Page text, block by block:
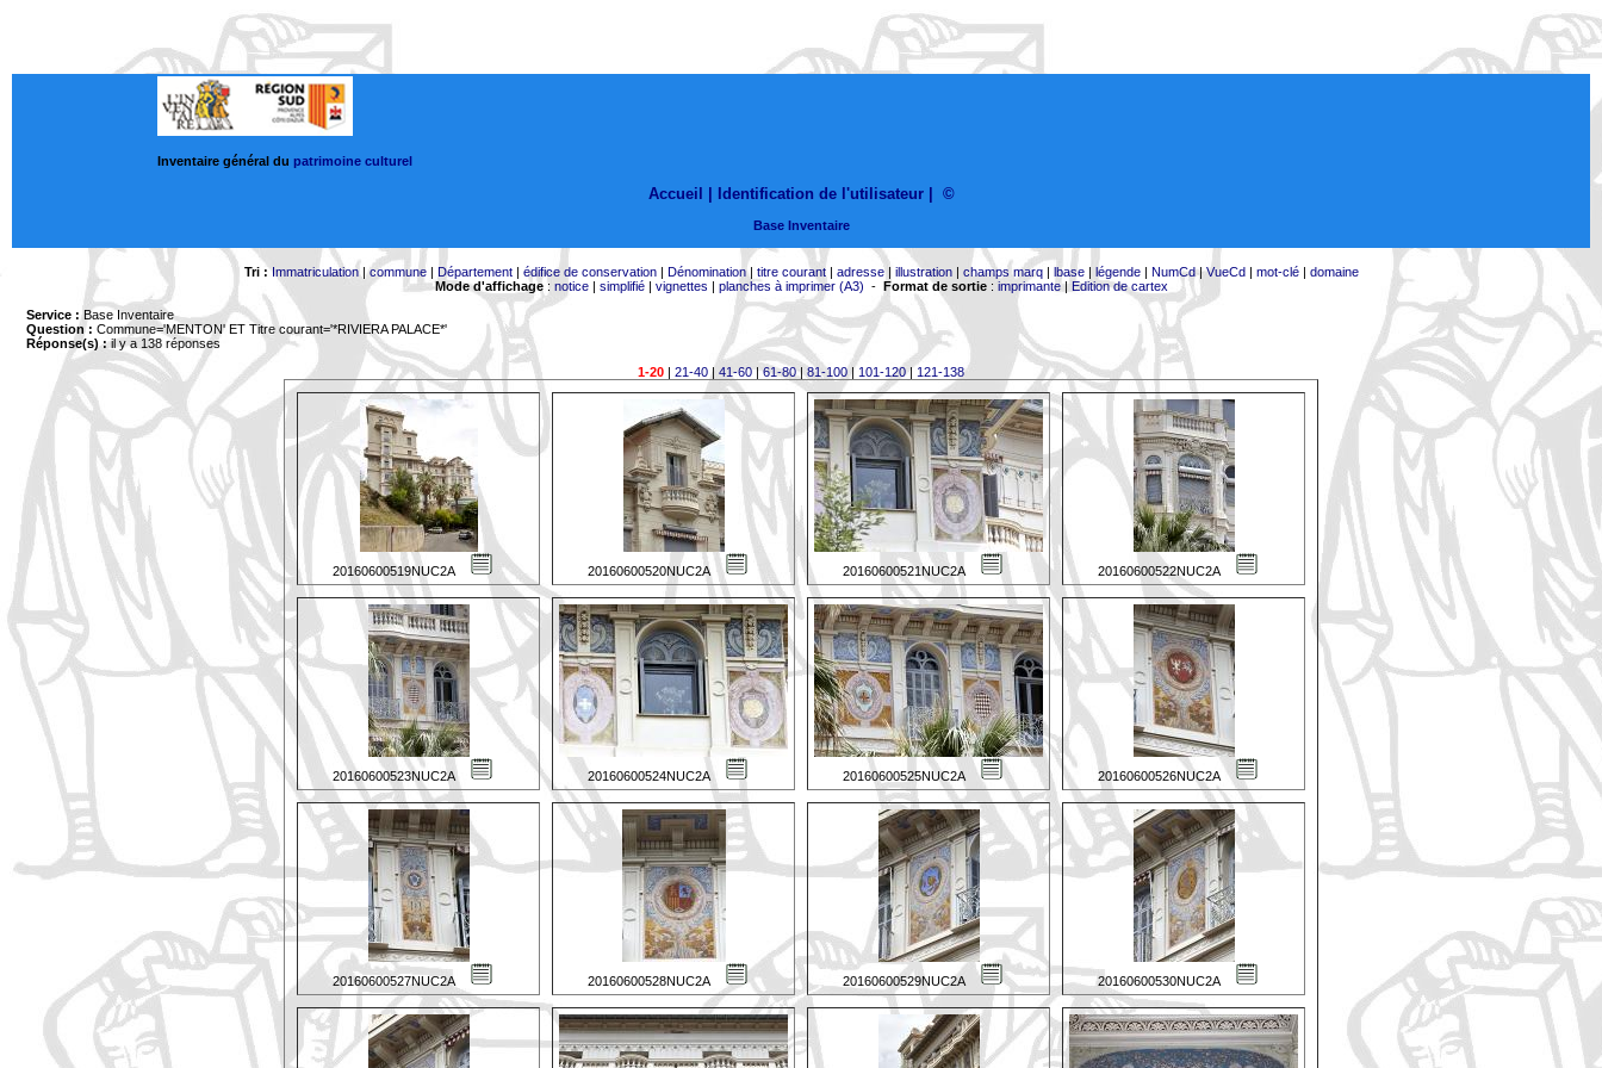
Inventaire général du patrimoine culturel
Accueil | Identification de l'utilisateur ©
Base Inventaire
Tri : Immatriculation|commune| Département| édifice de conservation| Dénomination| titre courant| adresse| illustration| champs marq| lbase| légende| NumCd|VueCd| mot-clé| domaine
Mode d'affichage: notice| simplifié| vignettes | planches à imprimer (A3) - Format de sortie: imprimante|Edition de cartex
Service : Base Inventaire
Question : Commune='MENTON' ET Titre courant='*RIVIERA PALACE*'
Réponse(s) :il y a 138 réponses
1-20 | 21-40 | 41-60|61-80| 81-100 | 101-120| 121-138
20160600519NUC2A 20160600520NUC2A 20160600521NUC2A 20160600522NUC2A
20160600523NUC2A 20160600524NUC2A 20160600525NUC2A 20160600526NUC2A
20160600527NUC2A 20160600528NUC2A 20160600529NUC2A 20160600530NUC2A